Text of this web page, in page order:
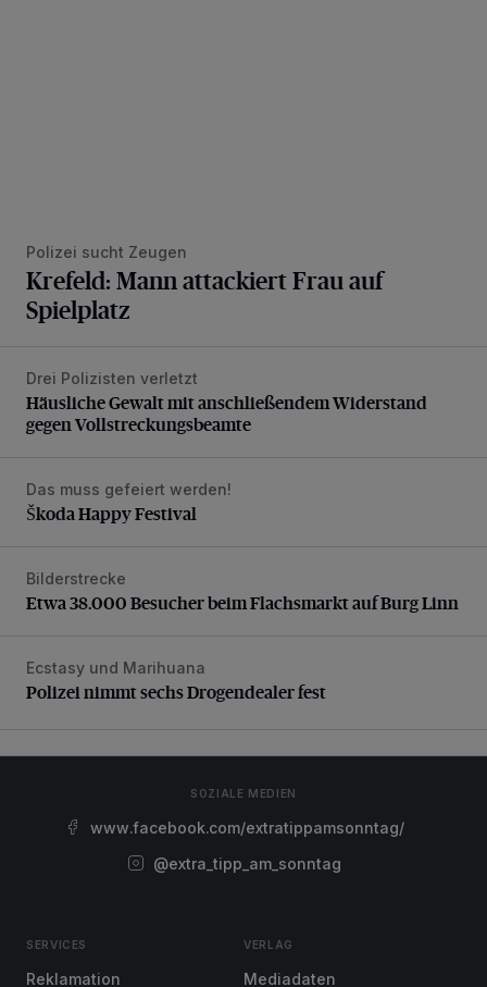
Polizei sucht Zeugen
Krefeld: Mann attackiert Frau auf
Spielplatz
Häusliche Gewalt mit anschließendem Widerstand gegen
Drei Polizisten verletzt
Häusliche Gewalt mit anschließendem Widerstand
gegen Vollstreckungsbeamte
Škoda Happy Festival
Das muss gefeiert werden!
Škoda Happy Festival
Etwa 38.000 Besucher beim Flachsmarkt auf Burg Linn
Bilderstrecke
Etwa 38.000 Besucher beim Flachsmarkt auf Burg Linn
Polizei nimmt sechs Drogendealer fest
Ecstasy und Marihuana
Polizei nimmt sechs Drogendealer fest
SOZIALE MEDIEN
www.facebook.com/extratippamsonntag/
@extra_tipp_am_sonntag
SERVICES
Reklamation
VERLAG
Mediadaten